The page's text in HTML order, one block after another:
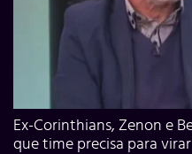
Ex-Corinthians, Zenon e
que time precisa para